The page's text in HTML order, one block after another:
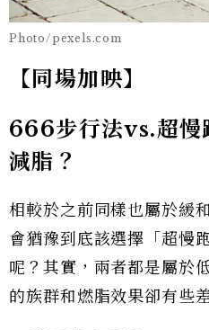
Photo/pexels.com
【同場加映】
666步行法vs.超慢
減脂？
相較於之前同樣也屬於緩
會猶豫到底該選擇「超慢
呢？其實，兩者都是屬於
的族群和燃脂效果卻有些